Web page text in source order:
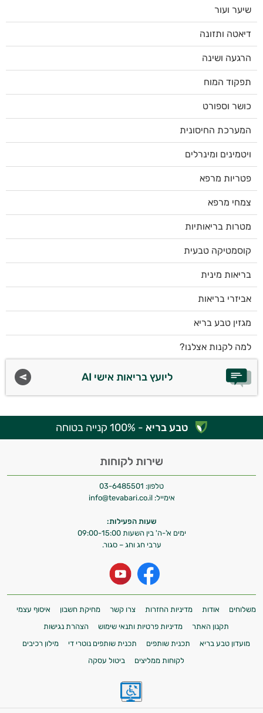
שיער ועור
דיאטה ותזונה
הרגעה ושינה
תפקוד המוח
כושר וספורט
המערכת החיסונית
ויטמינים ומינרלים
פטריות מרפא
צמחי מרפא
מטרות בריאותיות
קוסמטיקה טבעית
בריאות מינית
אביזרי בריאות
מגזין טבע בריא
למה לקנות אצלנו?
ליועץ בריאות אישי AI
טבע בריא - 100% קנייה בטוחה
שירות לקוחות
טלפון: 03-6485501
אימייל: info@tevabari.co.il
שעות הפעילות:
ימים א'-ה' בין השעות 09:00-15:00
ערבי חג וחג – סגור.
משלוחים אודות מדיניות החזרות צרו קשר מחיקת חשבון
איסוף עצמי
תקנון האתר
מדיניות פרטיות ותנאי שימוש
הצהרת נגישות
מועדון טבע בריא
תכנית שותפים תכנית שותפים נוטרי די
מילון רכיבים
לקוחות ממליצים
ביטול עסקה